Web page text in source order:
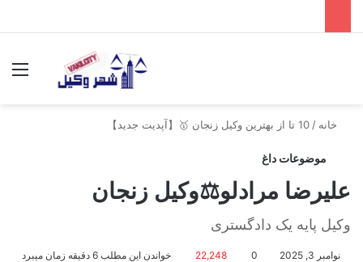
خانه / 10 تا از بهترین وکیل زنجان 🥇【آپدیت جدید】
موضوعات داغ
علیرضا مرادلو⚖️وکیل زنجان
وکیل پایه یک دادگستری
نوامبر 3, 2025 0
22,248 خواندن این مطلب 6 دقیقه زمان میبرد